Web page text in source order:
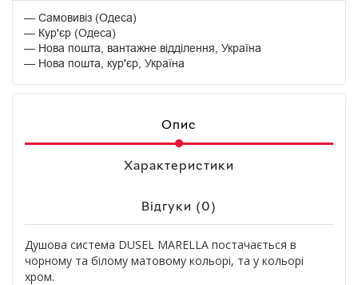
Самовивіз (Одеса)
Кур'єр (Одеса)
Нова пошта, вантажне відділення, Україна
Нова пошта, кур'єр, Україна
Опис
Характеристики
Відгуки (0)
Душова система DUSEL MARELLA постачається в
чорному та білому матовому кольорі, та у кольорі
хром.